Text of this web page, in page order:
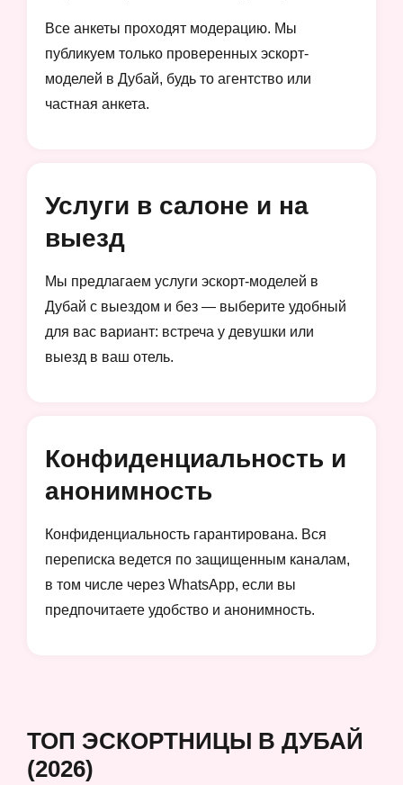
Все анкеты проходят модерацию. Мы
публикуем только проверенных эскорт-
моделей в Дубай, будь то агентство или
частная анкета.
Услуги в салоне и на
выезд
Мы предлагаем услуги эскорт-моделей в
Дубай с выездом и без — выберите удобный
для вас вариант: встреча у девушки или
выезд в ваш отель.
Конфиденциальность и
анонимность
Конфиденциальность гарантирована. Вся
переписка ведется по защищенным каналам,
в том числе через WhatsApp, если вы
предпочитаете удобство и анонимность.
ТОП ЭСКОРТНИЦЫ В ДУБАЙ
(2026)